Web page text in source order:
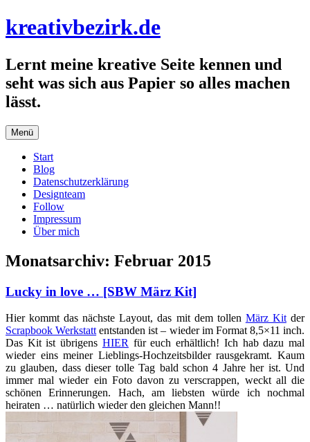
Zum
Inhalt
kreativbezirk.de
Lernt meine kreative Seite kennen und
seht was sich aus Papier so alles machen
lässt.
Menü
Start
Blog
Datenschutzerklärung
Designteam
Follow
Impressum
Über mich
Monatsarchiv: Februar 2015
Lucky in love … [SBW März Kit]
Hier kommt das nächste Layout, das mit dem tollen März Kitder
Scrapbook Werkstatt entstanden ist – wieder im Format 8,5×11 inch.
Das Kit ist übrigens HIER für euch erhältlich! Ich hab dazu mal
wieder eins meiner Lieblings-Hochzeitsbilder rausgekramt. Kaum
zu glauben, dass dieser tolle Tag bald schon 4 Jahre her ist. Und
immer mal wieder ein Foto davon zu verscrappen, weckt all die
schönen Erinnerungen. Hach, am liebsten würde ich nochmal
heiraten … natürlich wieder den gleichen Mann!!